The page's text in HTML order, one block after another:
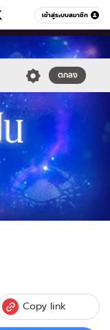
เข้าสู่ระบบสมาชิก
หมวดอื่นๆ
ตกลง
Copy link